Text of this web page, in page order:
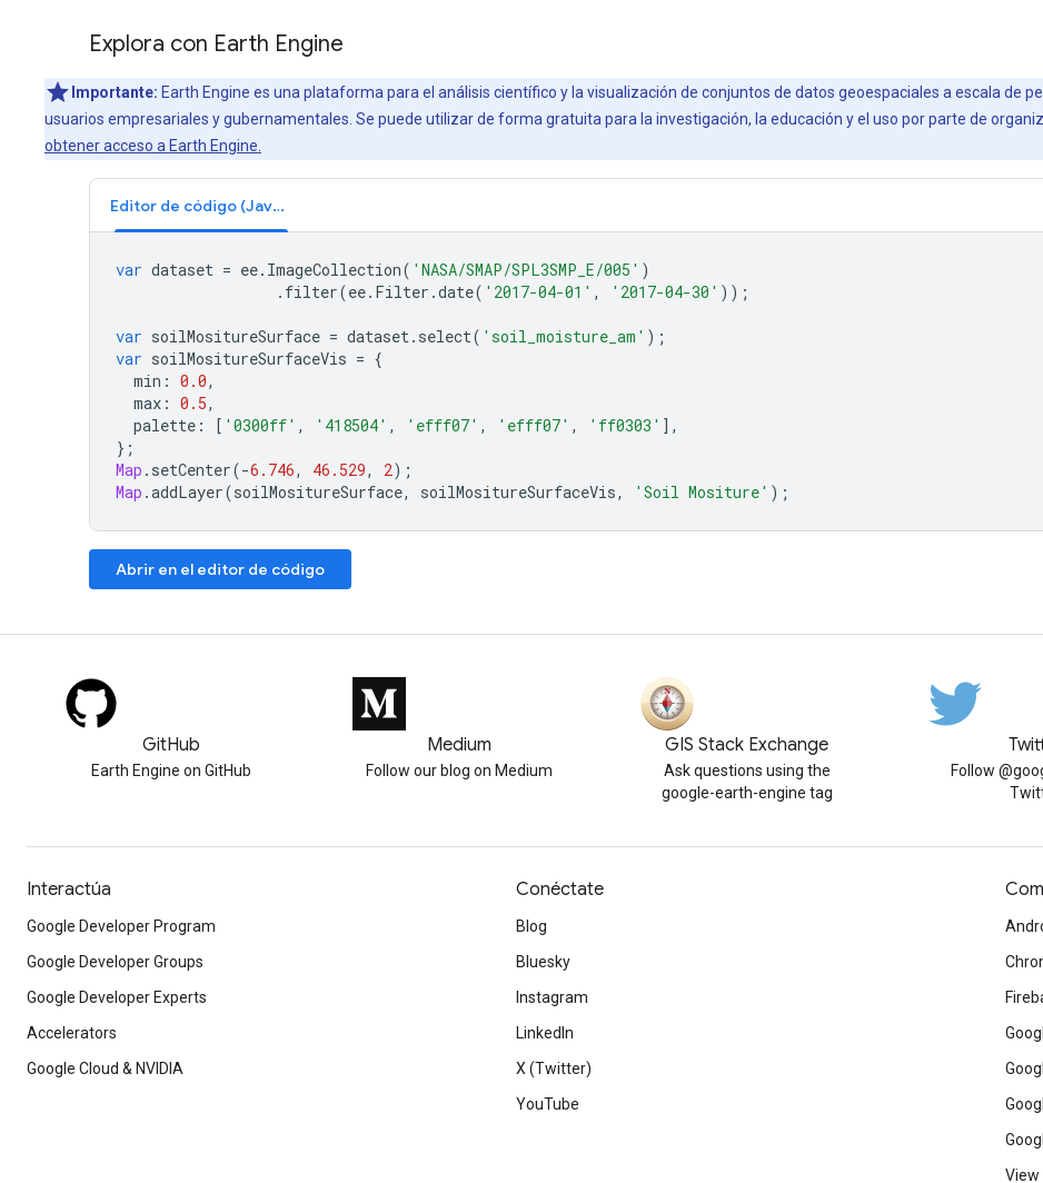
Explora con Earth Engine
Importante: Earth Engine es una plataforma para el análisis científico y la visualización de conjuntos de datos geoespaciales a escala de
usuarios empresariales y gubernamentales. Se puede utilizar de forma gratuita para la investigación, la educación y el uso por parte de
obtener acceso a Earth Engine.
Editor de código (JavaScript)
var dataset = ee. ImageCollection( 'NASA/SMAP/SPL3SMP_E/005' )
. filter(ee. Filter .date( '2017-04-01' , '2017-04-30' ));
var soilMositureSurface = dataset. select( 'soil_moisture_am' );
var soilMositureSurfaceVis = {
min : 0.0,
max : 0.5,
palette : [ '0300ff' , '418504' , 'efff07' , 'efff07' , 'ff0303' ],
};
Map . setCenter(-6.746, 46.529, 2);
Map .addLayer(soilMositureSurface, soilMositureSurfaceVis, 'Soil Mositure' );
Abrir en el editor de código
GitHub
Earth Engine on GitHub
Medium
Follow our blog on Medium
GIS Stack Exchange
Ask questions using the
google-earth-engine tag
Follow
Interactúa
Google Developer Program
Google Developer Groups
Google Developer Experts
Accelerators
Google Cloud & NVIDIA
Conéctate
Blog
Bluesky
Instagram
LinkedIn
X (Twitter)
YouTube
View